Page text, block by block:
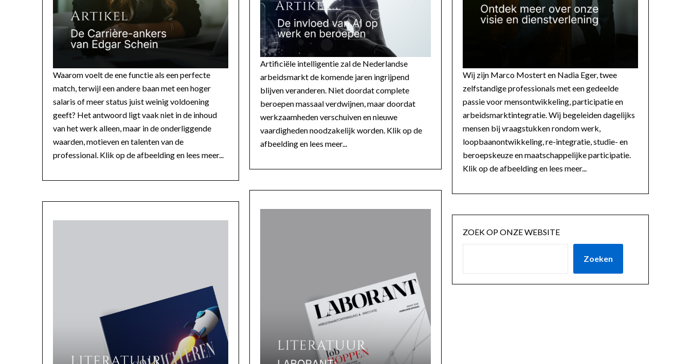
Waarom voelt de ene functie als een perfecte
match, terwijl een andere baan met een hoger
salaris of meer status juist weinig voldoening
geeft? Het antwoord ligt vaak niet in de inhoud
van het werk alleen, maar in de onderliggende
waarden, motieven en talenten van de
professional. Klik op de afbeelding en lees meer...
Artificiële intelligentie zal de Nederlandse
arbeidsmarkt de komende jaren ingrijpend
blijven veranderen. Niet doordat complete
beroepen massaal verdwijnen, maar doordat
werkzaamheden verschuiven en nieuwe
vaardigheden noodzakelijk worden. Klik op de
afbeelding en lees meer...
Wij zijn Marco Mostert en Nadia Eger, twee
zelfstandige professionals met een gedeelde
passie voor mensontwikkeling, participatie en
arbeidsmarktintegratie. Wij begeleiden dagelijks
mensen bij vraagstukken rondom werk,
loopbaanontwikkeling, re-integratie, studie- en
beroepskeuze en maatschappelijke participatie.
Klik op de afbeelding en lees meer...
ZOEK OP ONZE WEBSITE
Zoeken